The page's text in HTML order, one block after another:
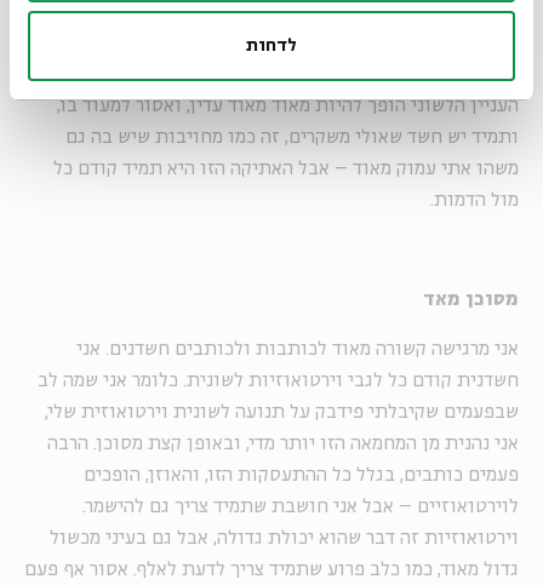
לדחות
בכלל, לא רק המשפטים של הדמות עצמה. לא השפה, הדמות,
הדמות הכי מעניינת אותי, היא מובילה אותי. אבל גילוי השפה
שלה – כלומר גילוי הרגש הנכון – הם ממילא אחר כך שם, ואז
העניין הלשוני הופך להיות מאוד מאוד עדין, ואסור למעוד בו,
ותמיד יש חשד שאולי משקרים, זה כמו מחויבות שיש בה גם
משהו אתי עמוק מאוד – אבל האתיקה הזו היא תמיד קודם כל
מול הדמות.
מסוכן מאד
אני מרגישה קשורה מאוד לכותבות ולכותבים חשדנים. אני
חשדנית קודם כל לגבי וירטואוזיות לשונית. כלומר אני שמה לב
שבפעמים שקיבלתי פידבק על תנועה לשונית וירטואוזית שלי,
אני נהנית מן המחמאה הזו יותר מדי, ובאופן קצת מסוכן. הרבה
פעמים כותבים, בגלל כל ההתעסקות הזו, והאוזן, הופכים
לוירטואוזיים – אבל אני חושבת שתמיד צריך גם להישמר.
וירטואוזיות זה דבר שהוא יכולת גדולה, אבל גם בעיני מכשול
גדול מאוד, כמו כלב פרוע שתמיד צריך לדעת לאלף. אסור אף פעם